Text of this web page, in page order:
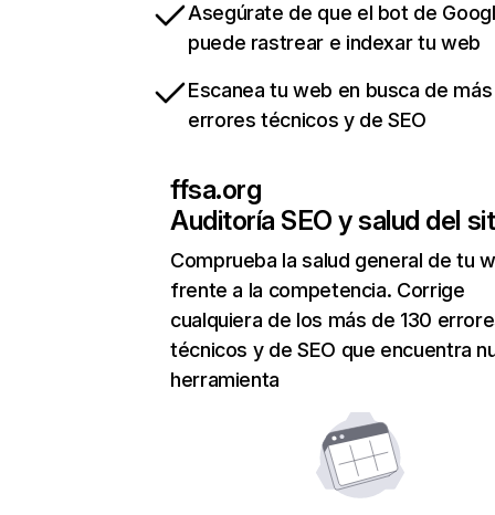
Asegúrate de que el bot de
puede rastrear e indexar tu web
Escanea tu web en busca de
errores técnicos y de SEO
ffsa.org
Auditoría SEO y salud del
Comprueba la salud general de tu
frente a la competencia. Corrige
cualquiera de los más de 130
técnicos y de SEO que encuentra
herramienta